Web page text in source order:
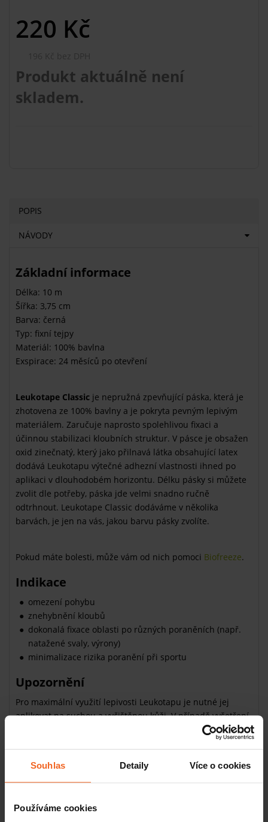
Souhlas Detaily Více o cookies
Používáme cookies
220 Kč
Produkt aktuálně není
skladem.
POPIS
NÁVODY
Základní informace
Délka: 10 m
Šířka: 3,75 cm
Barva: černá
Typ: fixní tejpy
Materiál: 100% bavlna
Exspirace: 24 měsíců po otevření
Leukotape Classic je nepružná zpevňující páska, která je
zhotovena ze 100% bavlny a je pokryta pevným lepivým
materiálem. Zaručuje naprosto spolehlivou fixaci a
účinnou stabilizaci kloubních struktur. V pásce je obsažen
oxid zinečnatý, který jako přilnavá látka obsahující latex
dodává Leukotapu výtečné adhezní vlastnosti ihned po
aplikaci v dlouhodobém horizontu. Délku pásky si můžete
zvolit dle potřeby, páska jde velmi snadno ručně
odtrhnout. Leukotape Classic dodáváme v několika
barvách, je jen na vás, jakou barvu pásky zvolíte.
Pokud máte bolesti, může vám od nich pomoci Biofreeze.
Indikace
omezení pohybu
znehybnění kloubů
dokonalá fixace oblasti po různých poraněních (např.
natažené svaly, výrony)
minimalizace rizika poranění při sportu
Upozornění
Pro maximální využití lepivosti Leukotapu je nutné jej
aplikovat na suchou a vyčištěnou kůži. V případě vyšetření
(např. RTG) nebo fyzioterapie je vhodné pásku odstranit.
pokud jste alergičtí na latex!